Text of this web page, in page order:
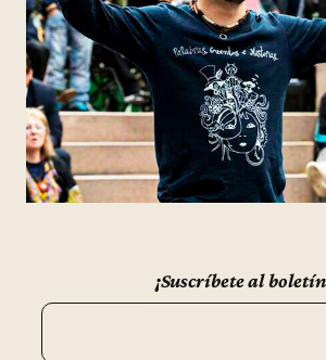
¡Suscríbete al